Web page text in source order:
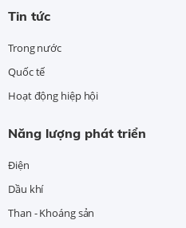
Tin tức
Trong nước
Quốc tế
Hoạt động hiệp hội
Năng lượng phát triển
Điện
Dầu khí
Than - Khoáng sản